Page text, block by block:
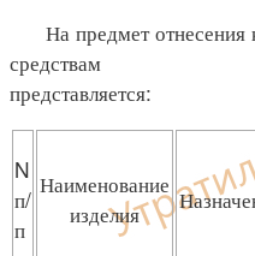
На предмет отнесения
средствам
представляется:
N
п/
п
Наименование
изделия